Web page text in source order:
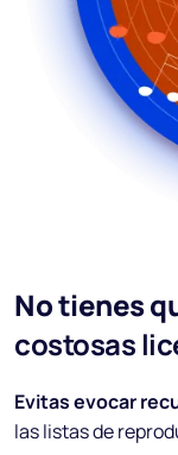
No tienes
costosas
Evitas evocar
las listas de